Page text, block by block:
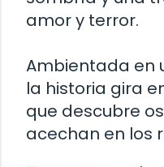
amor y terror.
Ambientada en
la historia gira
que descubre
acechan en los